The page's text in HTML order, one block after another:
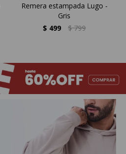
Remera estampada Lugo -
Gris
$ 499 $ 799